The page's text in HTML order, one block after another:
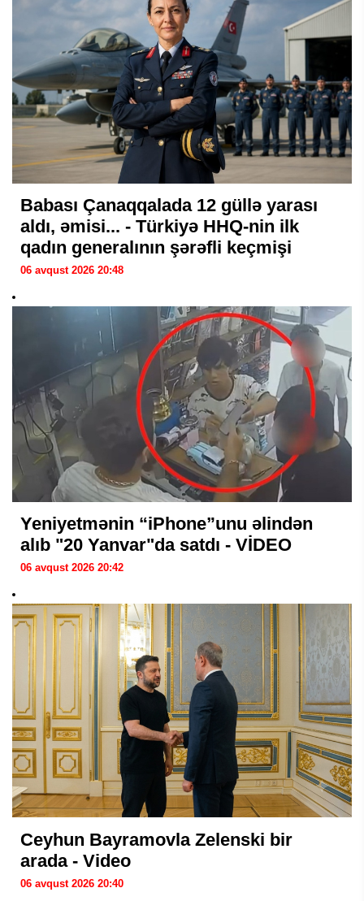
Babası Çanaqqalada 12 güllə yarası
aldı, əmisi... - Türkiyə HHQ-nin ilk
qadın generalının şərəfli keçmişi
06 avqust 2026 20:48
Yeniyetmənin “iPhone”unu əlindən
alıb "20 Yanvar"da satdı - VİDEO
06 avqust 2026 20:42
Ceyhun Bayramovla Zelenski bir
arada - Video
06 avqust 2026 20:40